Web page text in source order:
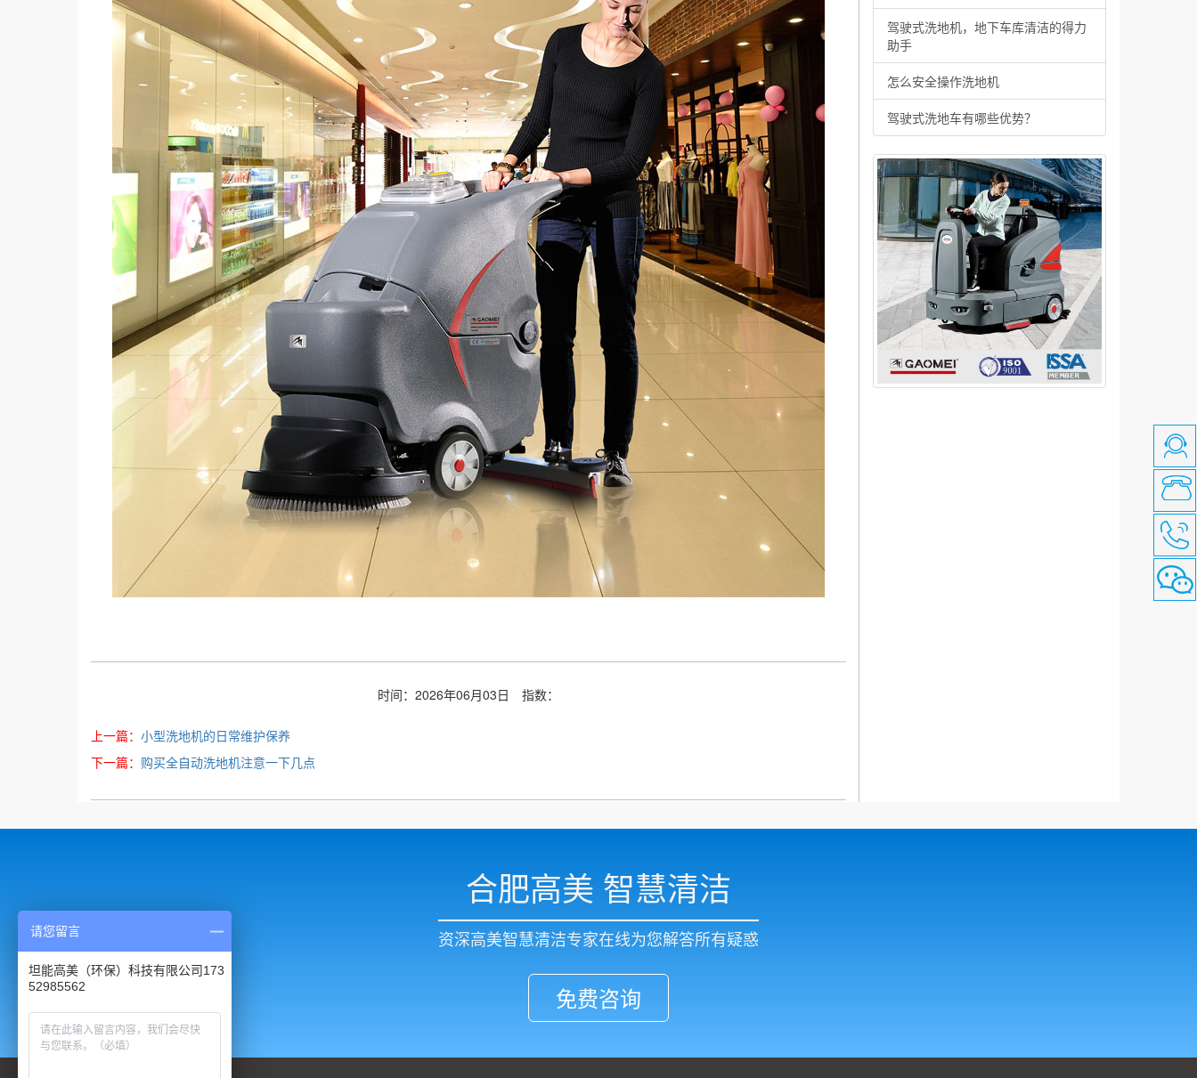
时间：2026年06月03日 指数：
上一篇： 小型洗地机的日常维护保养
下一篇： 购买全自动洗地机注意一下几点
驾驶式洗地机，地下车库清洁的得力
助手
怎么安全操作洗地机
驾驶式洗地车有哪些优势？
合肥高美 智慧清洁
资深高美智慧清洁专家在线为您解答所有疑惑
免费咨询
请您留言
坦能高美（环保）科技有限公司173
52985562